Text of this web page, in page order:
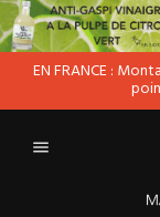
EN FRANCE :
